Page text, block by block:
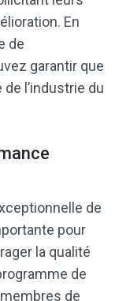
En
de
garantir que
l’industrie du
de
pour
la qualité
de
de